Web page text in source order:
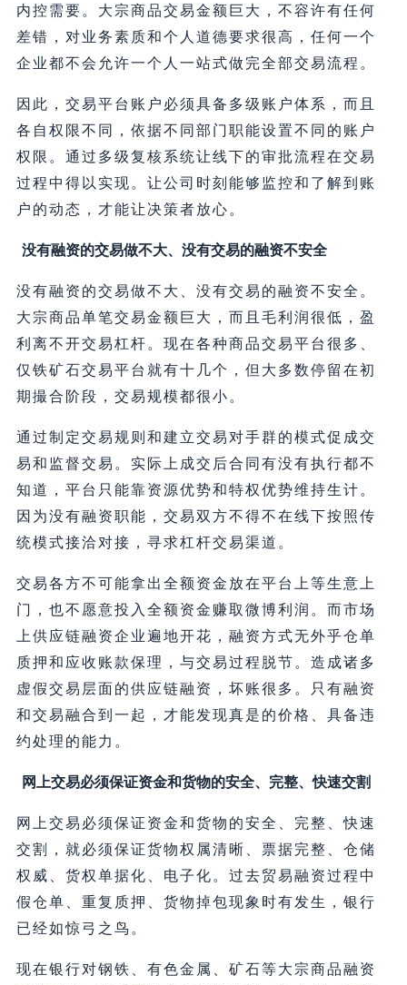
内控需要。大宗商品交易金额巨大，不容许有任何
差错，对业务素质和个人道德要求很高，任何一个
企业都不会允许一个人一站式做完全部交易流程。
因此，交易平台账户必须具备多级账户体系，而且
各自权限不同，依据不同部门职能设置不同的账户
权限。通过多级复核系统让线下的审批流程在交易
过程中得以实现。让公司时刻能够监控和了解到账
户的动态，才能让决策者放心。
没有融资的交易做不大、没有交易的融资不安全
没有融资的交易做不大、没有交易的融资不安全。
大宗商品单笔交易金额巨大，而且毛利润很低，盈
利离不开交易杠杆。现在各种商品交易平台很多、
仅铁矿石交易平台就有十几个，但大多数停留在初
期撮合阶段，交易规模都很小。
通过制定交易规则和建立交易对手群的模式促成交
易和监督交易。实际上成交后合同有没有执行都不
知道，平台只能靠资源优势和特权优势维持生计。
因为没有融资职能，交易双方不得不在线下按照传
统模式接洽对接，寻求杠杆交易渠道。
交易各方不可能拿出全额资金放在平台上等生意上
门，也不愿意投入全额资金赚取微博利润。而市场
上供应链融资企业遍地开花，融资方式无外乎仓单
质押和应收账款保理，与交易过程脱节。造成诸多
虚假交易层面的供应链融资，坏账很多。只有融资
和交易融合到一起，才能发现真是的价格、具备违
约处理的能力。
网上交易必须保证资金和货物的安全、完整、快速交割
网上交易必须保证资金和货物的安全、完整、快速
交割，就必须保证货物权属清晰、票据完整、仓储
权威、货权单据化、电子化。过去贸易融资过程中
假仓单、重复质押、货物掉包现象时有发生，银行
已经如惊弓之鸟。
现在银行对钢铁、有色金属、矿石等大宗商品融资